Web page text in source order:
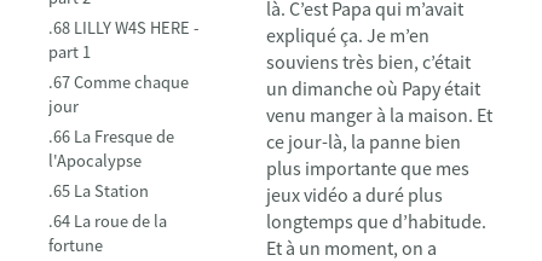
.68 LILLY W4S HERE -
part 1
.67 Comme chaque
jour
.66 La Fresque de
l'Apocalypse
.65 La Station
.64 La roue de la
fortune
là. C’est Papa qui m’avait
expliqué ça. Je m’en
souviens très bien, c’était
un dimanche où Papy était
venu manger à la maison. Et
ce jour-là, la panne bien
plus importante que mes
jeux vidéo a duré plus
longtemps que d’habitude.
Et à un moment, on a